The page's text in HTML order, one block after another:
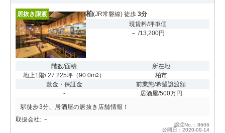
居抜き譲渡 柏(JR常磐線) 徒歩 3分
現賃料/坪単価
－ /13,200円
階数/面積
地上1階/ 27.225坪 （90.0m2 ）
所在地
柏市
敷金・保証金
-
前業態/希望譲渡額
居酒屋/500万円
駅徒歩3分、居酒屋の居抜き店舗情報！
取扱会社: －
譲渡No.：8606
公開日：2020-09-14